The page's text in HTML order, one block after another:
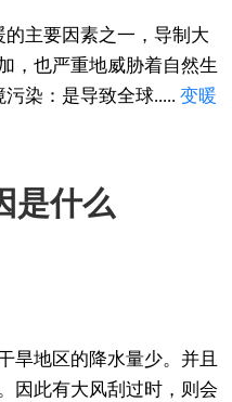
主要因素之一，导制大
，也严重地威胁着自然生
染：是导致全球..... 变暖
是什么
旱地区的降水量少。并且
因此有大风刮过时，则会